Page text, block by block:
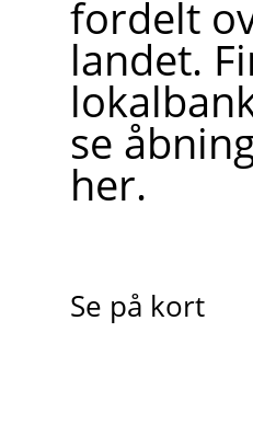
fordelt
landet.
se
her.
Se på kort